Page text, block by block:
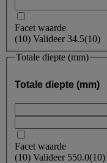
Facet waarde
(10) Valideer34.5(10)
Totale diepte (mm)
Totale diepte (mm)
Facet waarde
(10) Valideer 550.0(10)